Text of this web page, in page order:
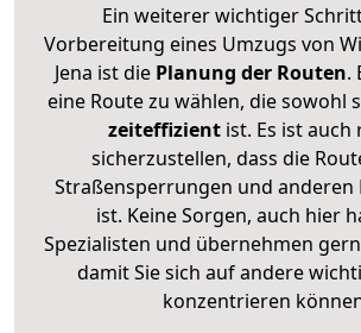
Ein weiterer wichtiger
Vorbereitung eines Umzugs von
Jena ist die Planung der Routen.
eine Route zu wählen, die sowohl
zeiteffizientist. Es ist auch
sicherzustellen, dass die
Straßensperrungen und anderen
ist. Keine Sorgen, auch hier
Spezialisten und übernehmen
damit Sie sich auf andere
konzentrieren